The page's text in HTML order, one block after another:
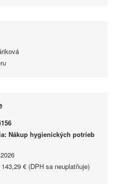
Nákup hygienických potrieb
143,29 € (DPH sa neuplatňuje)